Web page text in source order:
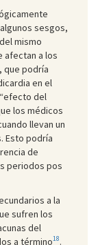
sesgos,
mismo
afectan a los
que podría
en el
del
los médicos
llevan un
Esto podría
de
periodos pos
a la
sufren los
del
a término18.